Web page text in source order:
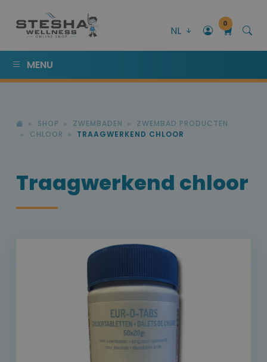
NL
0
MENU
SHOP ZWEMBADEN
ZWEMBAD PRODUCTEN
CHLOOR
TRAAGWERKEND CHLOOR
Traagwerkend chloor